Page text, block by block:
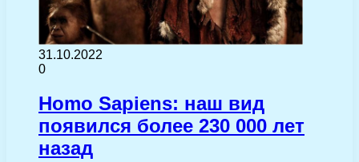
31.10.2022
0
Homo Sapiens: наш вид
появился более 230 000 лет
назад